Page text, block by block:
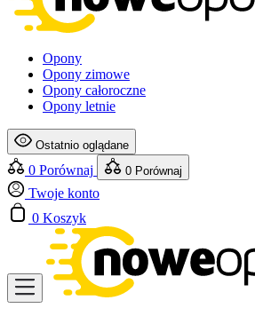
Opony
Opony zimowe
Opony całoroczne
Opony letnie
Ostatnio oglądane
0 Porównaj 0 Porównaj
Twoje konto
0 Koszyk